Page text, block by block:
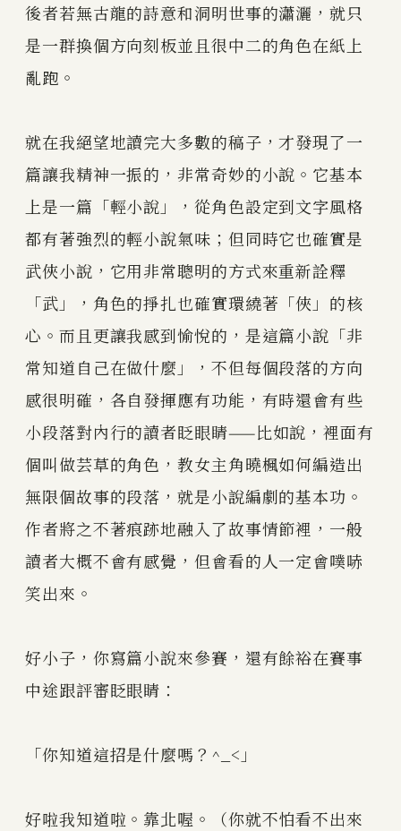
後者若無古龍的詩意和洞明世事的瀟灑，就只
是一群換個方向刻板並且很中二的角色在紙上
亂跑。
就在我絕望地讀完大多數的稿子，才發現了一
篇讓我精神一振的，非常奇妙的小說。它基本
上是一篇「輕小說」，從角色設定到文字風格
都有著強烈的輕小說氣味；但同時它也確實是
武俠小說，它用非常聰明的方式來重新詮釋
「武」，角色的掙扎也確實環繞著「俠」的核
心。而且更讓我感到愉悅的，是這篇小說「非
常知道自己在做什麼」，不但每個段落的方向
感很明確，各自發揮應有功能，有時還會有些
小段落對內行的讀者眨眼睛——比如說，裡面有
個叫做芸草的角色，教女主角曉楓如何編造出
無限個故事的段落，就是小說編劇的基本功。
作者將之不著痕跡地融入了故事情節裡，一般
讀者大概不會有感覺，但會看的人一定會噗哧
笑出來。
好小子，你寫篇小說來參賽，還有餘裕在賽事
中途跟評審眨眼睛：
「你知道這招是什麼嗎？^_<」
好啦我知道啦。靠北喔。（你就不怕看不出來